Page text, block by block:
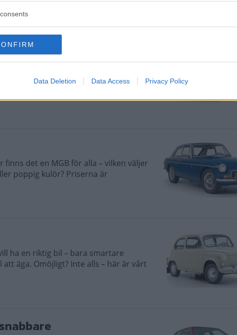
Data Deletion Data Access Privacy Policy
med Volvo 960 än vad som syntes
är det här en underskattad
det en MGB för alla – vilken väljer
poppig kulör? Priserna är
ha en riktig bil – bara smartare
äga. Omöjligt? Inte alls – här är vårt